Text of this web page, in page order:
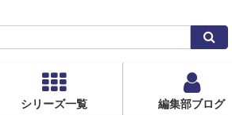
索
シリーズ一覧 編集部ブログ